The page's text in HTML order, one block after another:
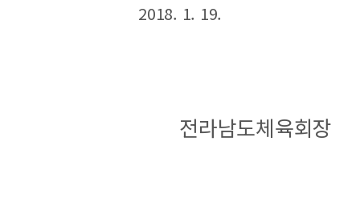
2018. 1. 19.
전라남도체육회장